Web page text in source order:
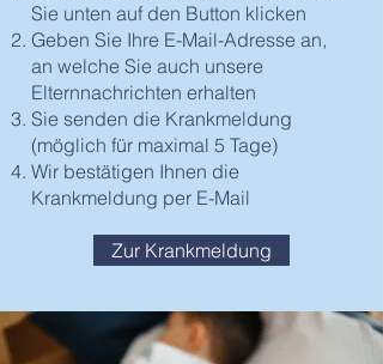
Sie unten auf den Button klicken
Geben Sie Ihre E-Mail-Adresse an,
an welche Sie auch unsere
Elternnachrichten erhalten
Sie senden die Krankmeldung
(möglich für maximal 5 Tage)
Wir bestätigen Ihnen die
Krankmeldung per E-Mail
Zur Krankmeldung